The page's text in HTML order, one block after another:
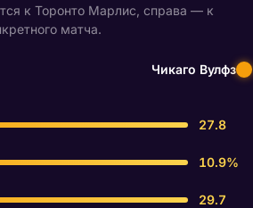
к Торонто Марлис, справа — к
матча.
Чикаго Вулфз
27.8
10.9%
29.7